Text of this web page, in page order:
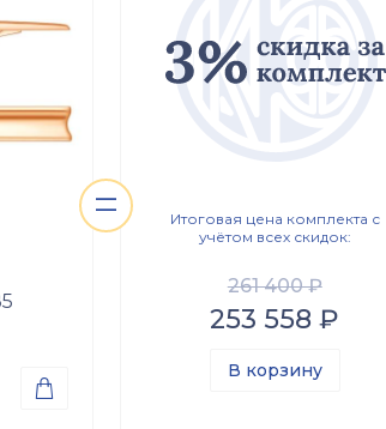

=
Итоговая цена комплекта с
учётом всех скидок:
261 400 ₽
253 558 ₽
В корзину